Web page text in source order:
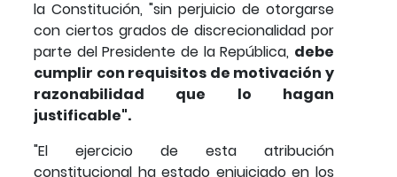
la Constitución, "sin perjuicio de otorgarse
con ciertos grados de discrecionalidad por
parte del Presidente de la República, debe
cumplir con requisitos de motivación y
razonabilidad que lo hagan
justificable".
"El ejercicio de esta atribución
constitucional ha estado enjuiciado en los